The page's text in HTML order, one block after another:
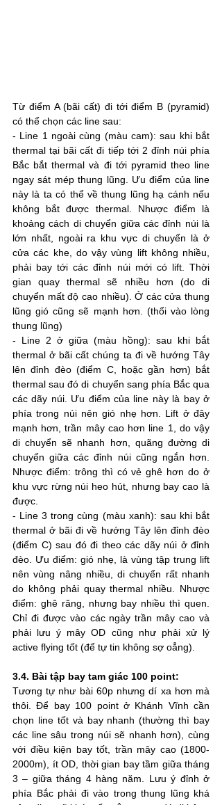
Từ điểm A (bãi cất) đi tới điểm B (pyramid)
có thể chọn các line sau:
- Line 1 ngoài cùng (màu cam): sau khi bắt
thermal tại bãi cất đi tiếp tới 2 đỉnh núi phía
Bắc bắt thermal và đi tới pyramid theo line
ngay sát mép thung lũng. Ưu điểm của line
này là ta có thể về thung lũng hạ cánh nếu
không bắt được thermal. Nhược điểm là
khoảng cách di chuyển giữa các đỉnh núi là
lớn nhất, ngoài ra khu vực di chuyển là ở
cửa các khe, do vậy vùng lift không nhiều,
phải bay tới các đỉnh núi mới có lift. Thời
gian quay thermal sẽ nhiều hơn (do di
chuyển mất độ cao nhiều). Ở các cửa thung
lũng gió cũng sẽ mạnh hơn. (thổi vào lòng
thung lũng)
- Line 2 ở giữa (màu hồng): sau khi bắt
thermal ở bãi cất chúng ta đi về hướng Tây
lên đỉnh đèo (điểm C, hoặc gần hơn) bắt
thermal sau đó di chuyển sang phía Bắc qua
các dãy núi. Ưu điểm của line này là bay ở
phía trong núi nên gió nhẹ hơn. Lift ở đây
mạnh hơn, trần mây cao hơn line 1, do vậy
di chuyển sẽ nhanh hơn, quãng đường di
chuyển giữa các đỉnh núi cũng ngắn hơn.
Nhược điểm: trông thì có vẻ ghê hơn do ở
khu vực rừng núi heo hút, nhưng bay cao là
được.
- Line 3 trong cùng (màu xanh): sau khi bắt
thermal ở bãi đi về hướng Tây lên đỉnh đèo
(điểm C) sau đó đi theo các dãy núi ở đỉnh
đèo. Ưu điểm: gió nhẹ, là vùng tập trung lift
nên vùng nâng nhiều, di chuyển rất nhanh
do không phải quay thermal nhiều. Nhược
điểm: ghê răng, nhưng bay nhiều thì quen.
Chỉ đi được vào các ngày trần mây cao và
phải lưu ý mây OD cũng như phải xử lý
active flying tốt (để tự tin không sợ oẳng).
3.4. Bài tập bay tam giác 100 point:
Tương tự như bài 60p nhưng dí xa hơn mà
thôi. Để bay 100 point ở Khánh Vĩnh cần
chọn line tốt và bay nhanh (thường thì bay
các line sâu trong núi sẽ nhanh hơn), cùng
với điều kiện bay tốt, trần mây cao (1800-
2000m), ít OD, thời gian bay tầm giữa tháng
3 – giữa tháng 4 hàng năm. Lưu ý đỉnh ở
phía Bắc phải đi vào trong thung lũng khá